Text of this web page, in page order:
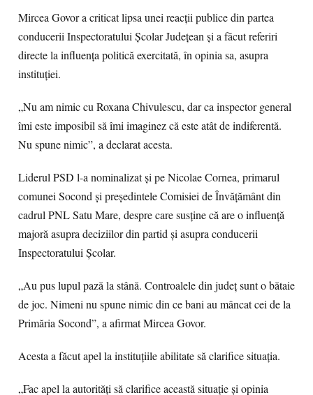
Mircea Govor a criticat lipsa unei reacții publice din partea
conducerii Inspectoratului Școlar Județean și a făcut referiri
directe la influența politică exercitată, în opinia sa, asupra
instituției.
„Nu am nimic cu Roxana Chivulescu, dar ca inspector general
îmi este imposibil să îmi imaginez că este atât de indiferentă.
Nu spune nimic”, a declarat acesta.
Liderul PSD l-a nominalizat și pe Nicolae Cornea, primarul
comunei Socond și președintele Comisiei de Învățământ din
cadrul PNL Satu Mare, despre care susține că are o influență
majoră asupra deciziilor din partid și asupra conducerii
Inspectoratului Școlar.
„Au pus lupul pază la stână. Controalele din județ sunt o bătaie
de joc. Nimeni nu spune nimic din ce bani au mâncat cei de la
Primăria Socond”, a afirmat Mircea Govor.
Acesta a făcut apel la instituțiile abilitate să clarifice situația.
„Fac apel la autorități să clarifice această situație și opinia